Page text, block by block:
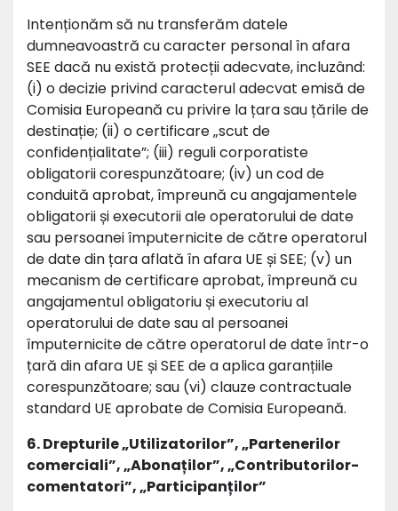
Intenționăm să nu transferăm datele
dumneavoastră cu caracter personal în afara
SEE dacă nu există protecții adecvate, incluzând:
(i) o decizie privind caracterul adecvat emisă de
Comisia Europeană cu privire la țara sau țările de
destinație; (ii) o certificare „scut de
confidențialitate”; (iii) reguli corporatiste
obligatorii corespunzătoare; (iv) un cod de
conduită aprobat, împreună cu angajamentele
obligatorii și executorii ale operatorului de date
sau persoanei împuternicite de către operatorul
de date din țara aflată în afara UE și SEE; (v) un
mecanism de certificare aprobat, împreună cu
angajamentul obligatoriu și executoriu al
operatorului de date sau al persoanei
împuternicite de către operatorul de date într-o
țară din afara UE și SEE de a aplica garanțiile
corespunzătoare; sau (vi) clauze contractuale
standard UE aprobate de Comisia Europeană.
6. Drepturile „Utilizatorilor”, „Partenerilor
comerciali”, „Abonaților”, „Contributorilor-
comentatori”, „Participanților”